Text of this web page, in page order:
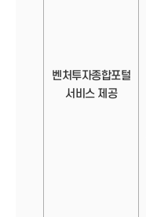
벤처투자종합포털
서비스 제공